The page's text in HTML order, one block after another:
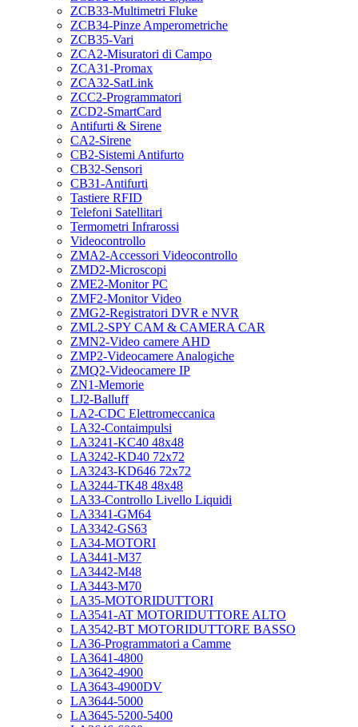
ZCB33-Multimetri Fluke
ZCB34-Pinze Amperometriche
ZCB35-Vari
ZCA2-Misuratori di Campo
ZCA31-Promax
ZCA32-SatLink
ZCC2-Programmatori
ZCD2-SmartCard
Antifurti & Sirene
CA2-Sirene
CB2-Sistemi Antifurto
CB32-Sensori
CB31-Antifurti
Tastiere RFID
Telefoni Satellitari
Termometri Infrarossi
Videocontrollo
ZMA2-Accessori Videocontrollo
ZMD2-Microscopi
ZME2-Monitor PC
ZMF2-Monitor Video
ZMG2-Registratori DVR e NVR
ZML2-SPY CAM & CAMERA CAR
ZMN2-Video camere AHD
ZMP2-Videocamere Analogiche
ZMQ2-Videocamere IP
ZN1-Memorie
LJ2-Balluff
LA2-CDC Elettromeccanica
LA32-Contaimpulsi
LA3241-KC40 48x48
LA3242-KD40 72x72
LA3243-KD646 72x72
LA3244-TK48 48x48
LA33-Controllo Livello Liquidi
LA3341-GM64
LA3342-GS63
LA34-MOTORI
LA3441-M37
LA3442-M48
LA3443-M70
LA35-MOTORIDUTTORI
LA3541-AT MOTORIDUTTORE ALTO
LA3542-BT MOTORIDUTTORE BASSO
LA36-Programmatori a Camme
LA3641-4800
LA3642-4900
LA3643-4900DV
LA3644-5000
LA3645-5200-5400